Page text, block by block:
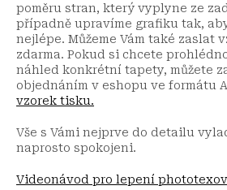
poměru stran, který vyplyne ze
případně upravíme grafiku tak,
nejlépe. Můžeme Vám také zaslat
zdarma. Pokud si chcete
náhled konkrétní tapety, můžete
objednáním v eshopu ve formátu
vzorek tisku.
Vše s Vámi nejprve do detailu
naprosto spokojeni.
Videonávod pro lepení